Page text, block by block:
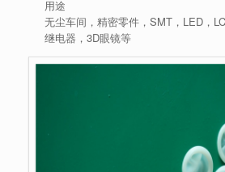
用途
无尘车间，精密零件，SMT，LED，
继电器，3D眼镜等